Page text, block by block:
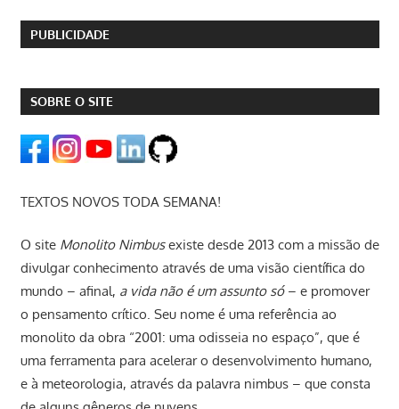
PUBLICIDADE
SOBRE O SITE
TEXTOS NOVOS TODA SEMANA!
O site Monolito Nimbusexiste desde 2013 com a missão de
divulgar conhecimento através de uma visão científica do
mundo – afinal, a vida não é um assunto só– e promover
o pensamento crítico. Seu nome é uma referência ao
monolito da obra “2001: uma odisseia no espaço”, que é
uma ferramenta para acelerar o desenvolvimento humano,
e à meteorologia, através da palavra nimbus – que consta